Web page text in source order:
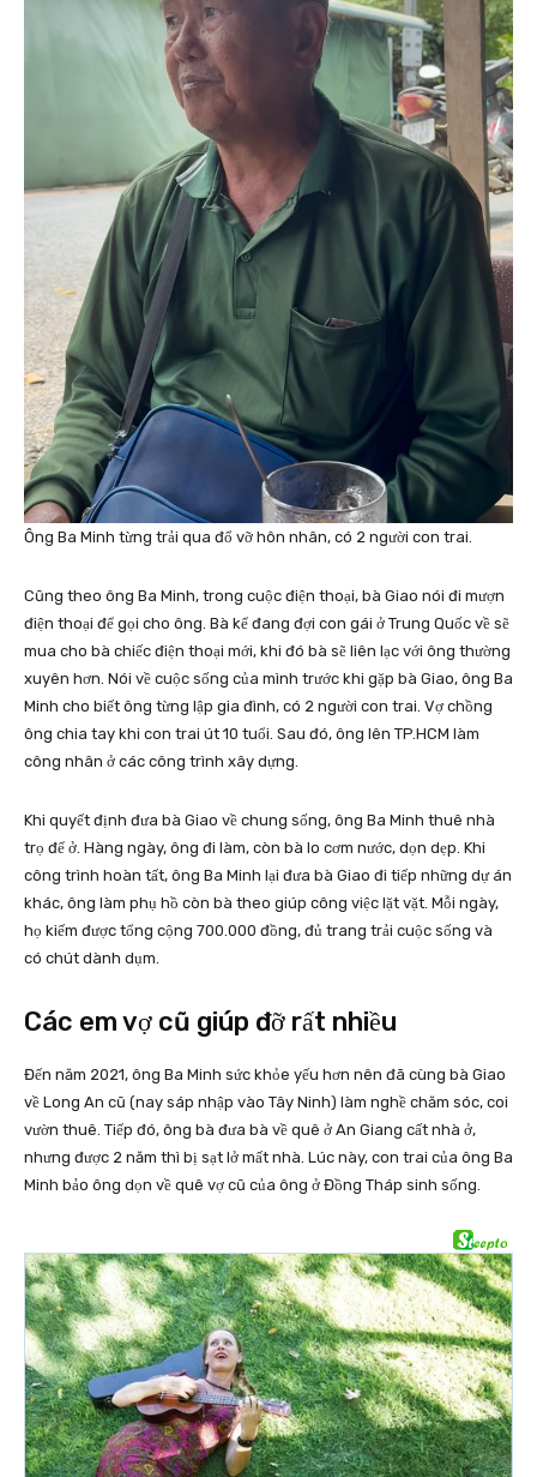
Ông Ba Minh từng trải qua đổ vỡ hôn nhân, có 2 người con trai.
Cũng theo ông Ba Minh, trong cuộc điện thoại, bà Giao nói đi mượn
điện thoại để gọi cho ông. Bà kể đang đợi con gái ở Trung Quốc về sẽ
mua cho bà chiếc điện thoại mới, khi đó bà sẽ liên lạc với ông thường
xuyên hơn. Nói về cuộc sống của mình trước khi gặp bà Giao, ông Ba
Minh cho biết ông từng lập gia đình, có 2 người con trai. Vợ chồng
ông chia tay khi con trai út 10 tuổi. Sau đó, ông lên TP.HCM làm
công nhân ở các công trình xây dựng.
Khi quyết định đưa bà Giao về chung sống, ông Ba Minh thuê nhà
trọ để ở. Hàng ngày, ông đi làm, còn bà lo cơm nước, dọn dẹp. Khi
công trình hoàn tất, ông Ba Minh lại đưa bà Giao đi tiếp những dự án
khác, ông làm phụ hồ còn bà theo giúp công việc lặt vặt. Mỗi ngày,
họ kiếm được tổng cộng 700.000 đồng, đủ trang trải cuộc sống và
có chút dành dụm.
Các em vợ cũ giúp đỡ rất nhiều
Đến năm 2021, ông Ba Minh sức khỏe yếu hơn nên đã cùng bà Giao
về Long An cũ (nay sáp nhập vào Tây Ninh) làm nghề chăm sóc, coi
vườn thuê. Tiếp đó, ông bà đưa bà về quê ở An Giang cất nhà ở,
nhưng được 2 năm thì bị sạt lở mất nhà. Lúc này, con trai của ông Ba
Minh bảo ông dọn về quê vợ cũ của ông ở Đồng Tháp sinh sống.